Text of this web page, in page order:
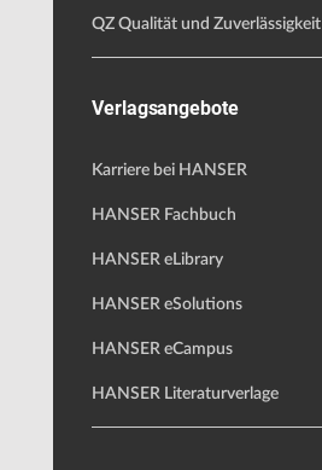
QZ Qualität und Zuverlässigkeit
Verlagsangebote
Karriere bei HANSER
HANSER Fachbuch
HANSER eLibrary
HANSER eSolutions
HANSER eCampus
HANSER Literaturverlage